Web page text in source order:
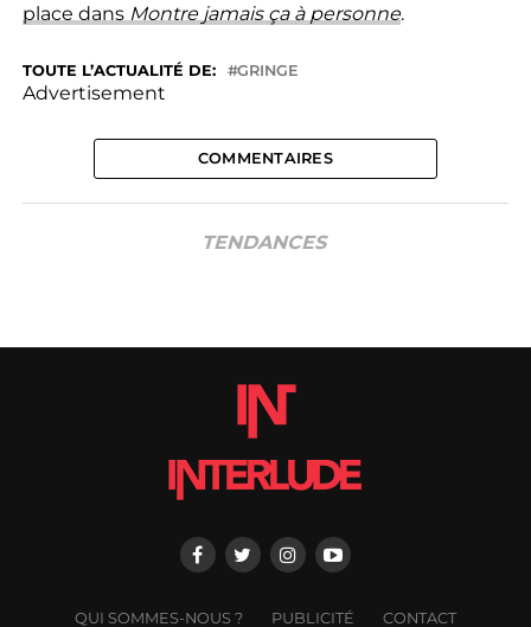
place dans Montre jamais ça à personne.
TOUTE L’ACTUALITÉ DE: GRINGE
Advertisement
COMMENTAIRES
TENDANCES
QUI SOMMES-NOUS ? PUBLICITÉ CONTACT